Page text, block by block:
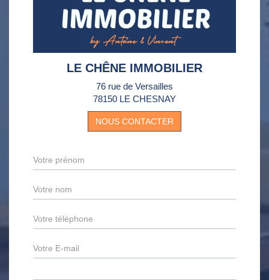
LE CHÊNE IMMOBILIER
76 rue de Versailles
78150 LE CHESNAY
NOUS CONTACTER